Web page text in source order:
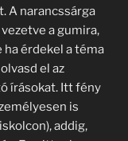
A narancssárga
a gumira,
ha érdekel a téma
el az
írásokat. Itt fény
is
addig,